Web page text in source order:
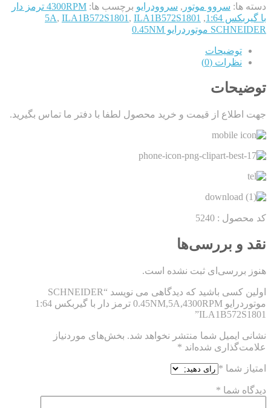
دسته ها: سروو موتور , سروودرایو برچسب ها:
4300RPM ترمز دار
با گیربکس 1:64
,
5A, ILA1B572S1801 , ILA1B572S1801
SCHNEIDER موتوردرایو 0.45NM
توضیحات
نظرات (0)
توضیحات
جهت اطلاع از قیمت و خرید محصول لطفا با دفتر ما تماس بگیرید.
کد محصول : 5240
نقد و بررسی‌ها
هنوز بررسی‌ای ثبت نشده است.
اولین کسی باشید که دیدگاهی می نویسد “SCHNEIDER
موتوردرایو 0.45NM,5A,4300RPM ترمز دار با گیربکس 1:64
ILA1B572S1801”
نشانی ایمیل شما منتشر نخواهد شد. بخش‌های موردنیاز
علامت‌گذاری شده‌اند *
امتیاز شما *
دیدگاه شما *